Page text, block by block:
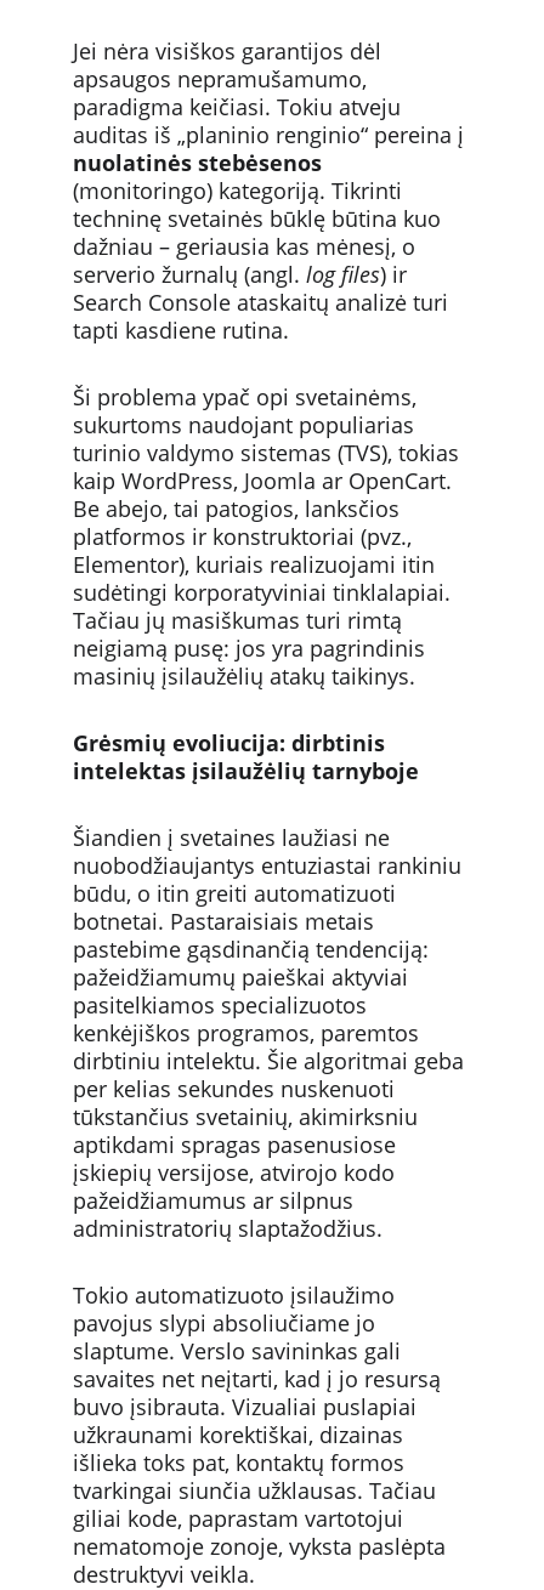
Jei nėra visiškos garantijos dėl
apsaugos nepramušamumo,
paradigma keičiasi. Tokiu atveju
auditas iš „planinio renginio“ pereina į
nuolatinės stebėsenos
(monitoringo) kategoriją. Tikrinti
techninę svetainės būklę būtina kuo
dažniau – geriausia kas mėnesį, o
serverio žurnalų (angl. log files) ir
Search Console ataskaitų analizė turi
tapti kasdiene rutina.
Ši problema ypač opi svetainėms,
sukurtoms naudojant populiarias
turinio valdymo sistemas (TVS), tokias
kaip WordPress, Joomla ar OpenCart.
Be abejo, tai patogios, lanksčios
platformos ir konstruktoriai (pvz.,
Elementor), kuriais realizuojami itin
sudėtingi korporatyviniai tinklalapiai.
Tačiau jų masiškumas turi rimtą
neigiamą pusę: jos yra pagrindinis
masinių įsilaužėlių atakų taikinys.
Grėsmių evoliucija: dirbtinis
intelektas įsilaužėlių tarnyboje
Šiandien į svetaines laužiasi ne
nuobodžiaujantys entuziastai rankiniu
būdu, o itin greiti automatizuoti
botnetai. Pastaraisiais metais
pastebime gąsdinančią tendenciją:
pažeidžiamumų paieškai aktyviai
pasitelkiamos specializuotos
kenkėjiškos programos, paremtos
dirbtiniu intelektu. Šie algoritmai geba
per kelias sekundes nuskenuoti
tūkstančius svetainių, akimirksniu
aptikdami spragas pasenusiose
įskiepių versijose, atvirojo kodo
pažeidžiamumus ar silpnus
administratorių slaptažodžius.
Tokio automatizuoto įsilaužimo
pavojus slypi absoliučiame jo
slaptume. Verslo savininkas gali
savaites net neįtarti, kad į jo resursą
buvo įsibrauta. Vizualiai puslapiai
užkraunami korektiškai, dizainas
išlieka toks pat, kontaktų formos
tvarkingai siunčia užklausas. Tačiau
giliai kode, paprastam vartotojui
nematomoje zonoje, vyksta paslėpta
destruktyvi veikla.